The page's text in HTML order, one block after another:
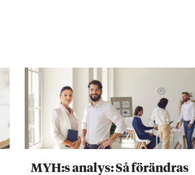
MYH:s analys: Så förändras